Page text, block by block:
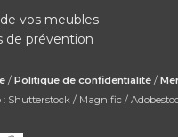
vos meubles
de prévention
/ Politique de confidentialité/
: Shutterstock / Magnific /